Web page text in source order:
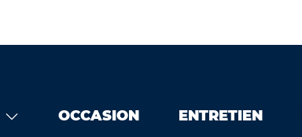
OCCASION ENTRETIEN